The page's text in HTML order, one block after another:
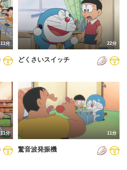
11分 22分
どくさいスイッチ
11分 11分
驚音波発振機